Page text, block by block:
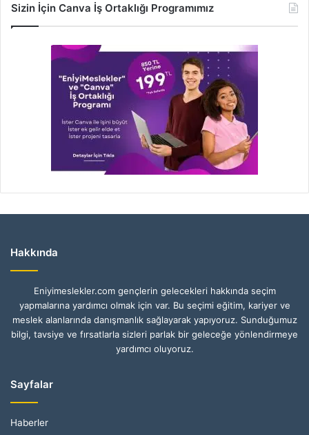
Sizin İçin Canva İş Ortaklığı Programımız
Hakkında
Eniyimeslekler.com gençlerin gelecekleri hakkında seçim
yapmalarına yardımcı olmak için var. Bu seçimi eğitim, kariyer ve
meslek alanlarında danışmanlık sağlayarak yapıyoruz. Sunduğumuz
bilgi, tavsiye ve fırsatlarla sizleri parlak bir geleceğe yönlendirmeye
yardımcı oluyoruz.
Sayfalar
Haberler